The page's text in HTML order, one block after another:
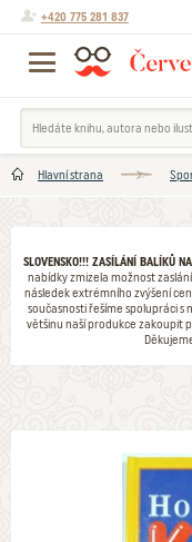
+420 775 281 837
Hlavní strana
SLOVENSKO!!! ZASÍLÁNÍ BALÍKŮ
nabídky zmizela možnost
následek extrémního zvýšení
současnosti řešíme spolupráci
většinu naší produkce zakoupit